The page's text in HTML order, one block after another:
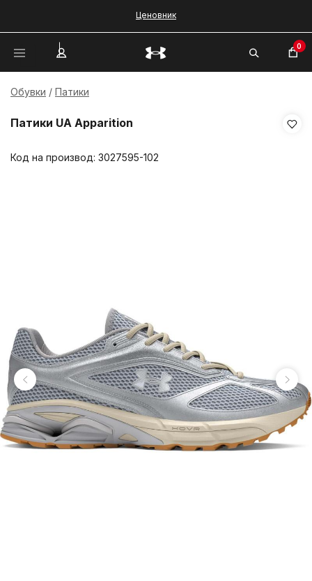
Ценовник
0
Обувки Патики
Патики UA Apparition
Код на производ: 3027595-102